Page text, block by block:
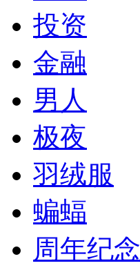
投资
金融
男人
极夜
羽绒服
蝙蝠
周年纪念